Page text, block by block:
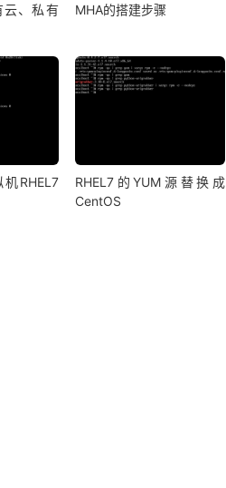
云、私有
MHA的搭建步骤
机RHEL7
RHEL7的YUM源替换成
CentOS